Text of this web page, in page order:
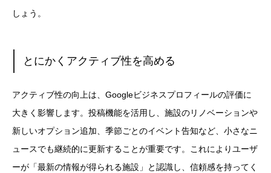
しょう。
とにかくアクティブ性を高める
アクティブ性の向上は、Googleビジネスプロフィールの評価に
大きく影響します。投稿機能を活用し、施設のリノベーションや
新しいオプション追加、季節ごとのイベント告知など、小さなニ
ュースでも継続的に更新することが重要です。これによりユーザ
ーが「最新の情報が得られる施設」と認識し、信頼感を持ってく